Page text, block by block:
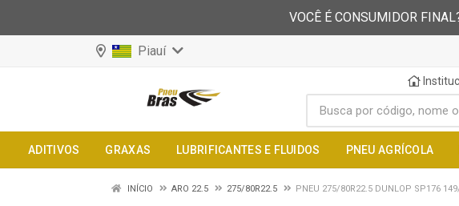
VOCÊ É CONSUMIDOR
Piauí
ADITIVOS GRAXAS LUBRIFICANTES E FLUIDOS PNEU AGRÍCOLA
INÍCIO ARO 22.5 275/80R22.5 PNEU 275/80R22.5 DUNLOP SP176